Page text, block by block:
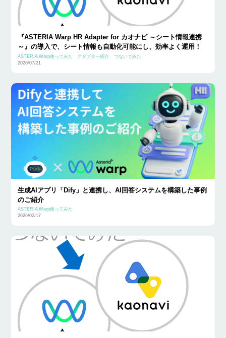
『ASTERIA Warp HR Adapter for カオナビ ～シート情報連携
～』の導入で、シート情報も自動化可能にし、効率よく運用！
ASTERIA Warp使ってみた アダプター紹介
つないでみた
2026/07/21
生成AIアプリ「Dify」と連携し、AI回答システムを構築した事例
のご紹介
ASTERIA Warp使ってみた
2026/02/17